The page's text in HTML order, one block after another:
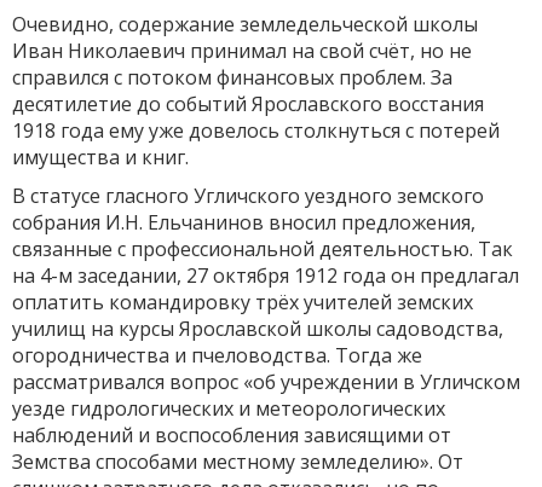
Очевидно, содержание земледельческой школы
Иван Николаевич принимал на свой счёт, но не
справился с потоком финансовых проблем. За
десятилетие до событий Ярославского восстания
1918 года ему уже довелось столкнуться с потерей
имущества и книг.
В статусе гласного Угличского уездного земского
собрания И.Н. Ельчанинов вносил предложения,
связанные с профессиональной деятельностью. Так
на 4-м заседании, 27 октября 1912 года он предлагал
оплатить командировку трёх учителей земских
училищ на курсы Ярославской школы садоводства,
огородничества и пчеловодства. Тогда же
рассматривался вопрос «об учреждении в Угличском
уезде гидрологических и метеорологических
наблюдений и воспособления зависящими от
Земства способами местному земледелию». От